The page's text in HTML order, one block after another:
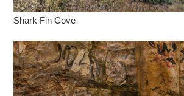
Shark Fin Cove